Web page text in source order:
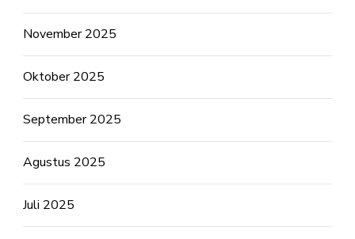
November 2025
Oktober 2025
September 2025
Agustus 2025
Juli 2025